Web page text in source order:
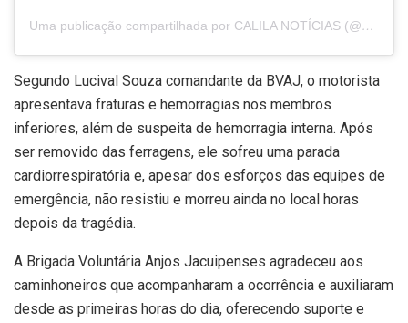
Uma publicação compartilhada por CALILA NOTÍCIAS (@calilanoticias)
Segundo Lucival Souza comandante da BVAJ, o motorista
apresentava fraturas e hemorragias nos membros
inferiores, além de suspeita de hemorragia interna. Após
ser removido das ferragens, ele sofreu uma parada
cardiorrespiratória e, apesar dos esforços das equipes de
emergência, não resistiu e morreu ainda no local horas
depois da tragédia.
A Brigada Voluntária Anjos Jacuipenses agradeceu aos
caminhoneiros que acompanharam a ocorrência e auxiliaram
desde as primeiras horas do dia, oferecendo suporte e